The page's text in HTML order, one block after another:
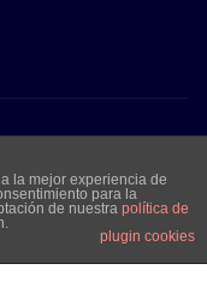
|Frankfurt
Contacto
la mejor experiencia de
para la
de nuestra política de
plugin cookies